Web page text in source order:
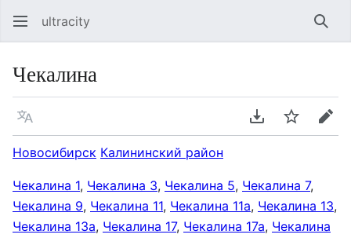
ultracity
Чекалина
Язык Скачать PDF
Следить
Новосибирск Калининский район
Чекалина 1, Чекалина 3, Чекалина 5, Чекалина 7,
Чекалина 9, Чекалина 11, Чекалина 11а, Чекалина 13,
Чекалина 13а, Чекалина 17, Чекалина 17а, Чекалина